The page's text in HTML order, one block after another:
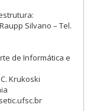
Silvano – Tel.
de Informática e
Krukoski